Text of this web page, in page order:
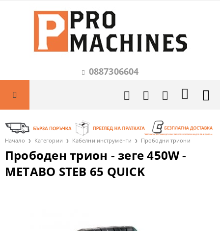
0887306604
Начало Категории Кабелни инструменти Прободни триони
Прободен трион - зеге 450W -
METABO STEB 65 QUICK